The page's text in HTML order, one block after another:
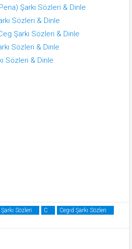
Şarkı Sözleri & Dinle
Sözleri & Dinle
Şarkı Sözleri & Dinle
Sözleri & Dinle
Sözleri & Dinle
Sözleri C
Cegıd Şarkı Sözleri